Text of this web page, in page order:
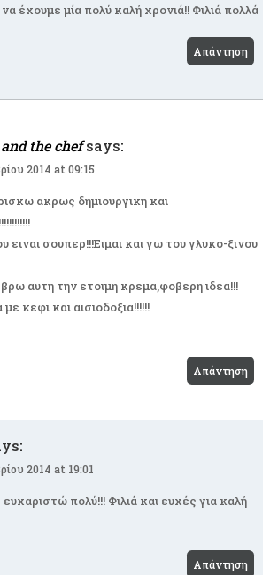
να έχουμε μία πολύ καλή χρονιά!! Φιλιά πολλά
Απάντηση
the chef says:
2014 at 09:15
ακρως δημιουργικη και
ειναι σουπερ!!!Ειμαι και γω του γλυκο-ξινου
αυτη την ετοιμη κρεμα,φοβερη ιδεα!!!
κεφι και αισιοδοξια!!!!!!
Απάντηση
2014 at 19:01
πολύ!!! Φιλιά και ευχές για καλή
Απάντηση